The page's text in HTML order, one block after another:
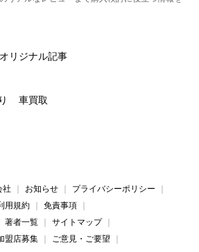
オリジナル記事
車買取
社 お知らせ
プライバシーポリシー
用規約
免責事項
著者一覧
サイトマップ
盟店募集
ご意見・ご要望